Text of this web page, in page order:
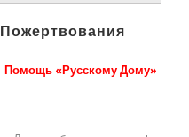
Пожертвования
Помощь «Русскому Дому»